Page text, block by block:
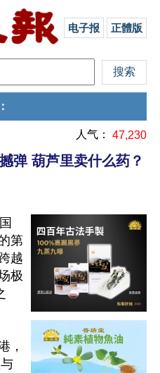
电子报 正體版
：
人气： 47,230
弹 葫芦里卖什么药？
第
越
极
，